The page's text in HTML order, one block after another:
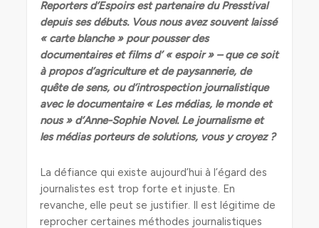
Reporters d’Espoirs est partenaire du Presstival
depuis ses débuts. Vous nous avez souvent laissé
« carte blanche » pour pousser des
documentaires et films d’ « espoir » – que ce soit
à propos d’agriculture et de paysannerie, de
quête de sens, ou d’introspection journalistique
avec le documentaire « Les médias, le monde et
nous » d’Anne-Sophie Novel. Le journalisme et
les médias porteurs de solutions, vous y croyez ?
La défiance qui existe aujourd’hui à l’égard des
journalistes est trop forte et injuste. En
revanche, elle peut se justifier. Il est légitime de
reprocher certaines méthodes journalistiques